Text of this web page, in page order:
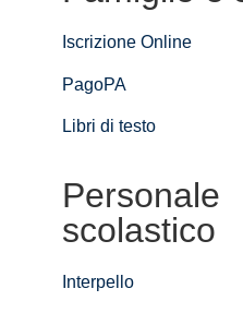
Iscrizione Online
PagoPA
Libri di testo
Personale
scolastico
Interpello